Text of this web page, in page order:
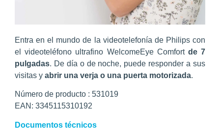
Entra en el mundo de la videotelefonía de Philips con
el videoteléfono ultrafino WelcomeEye Comfort de 7
pulgadas. De día o de noche, puede responder a sus
visitas y abrir una verja o una puerta motorizada.
Número de producto : 531019
EAN: 3345115310192
Documentos técnicos